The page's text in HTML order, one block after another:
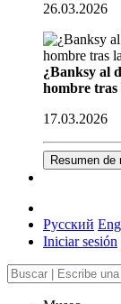
26.03.2026
¿Banksy al
hombre tras
17.03.2026
Resumen de
Русский
Iniciar sesión